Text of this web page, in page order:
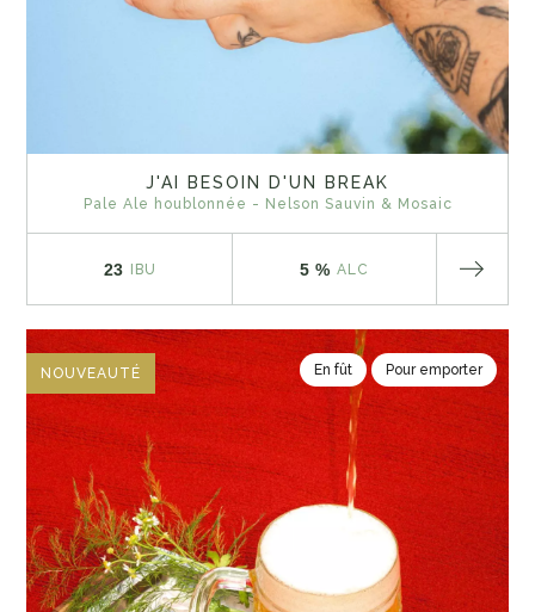
J'AI BESOIN D'UN BREAK
Pale Ale houblonnée - Nelson Sauvin & Mosaic
23 IBU 5 % ALC
NOUVEAUTÉ En fût Pour emporter